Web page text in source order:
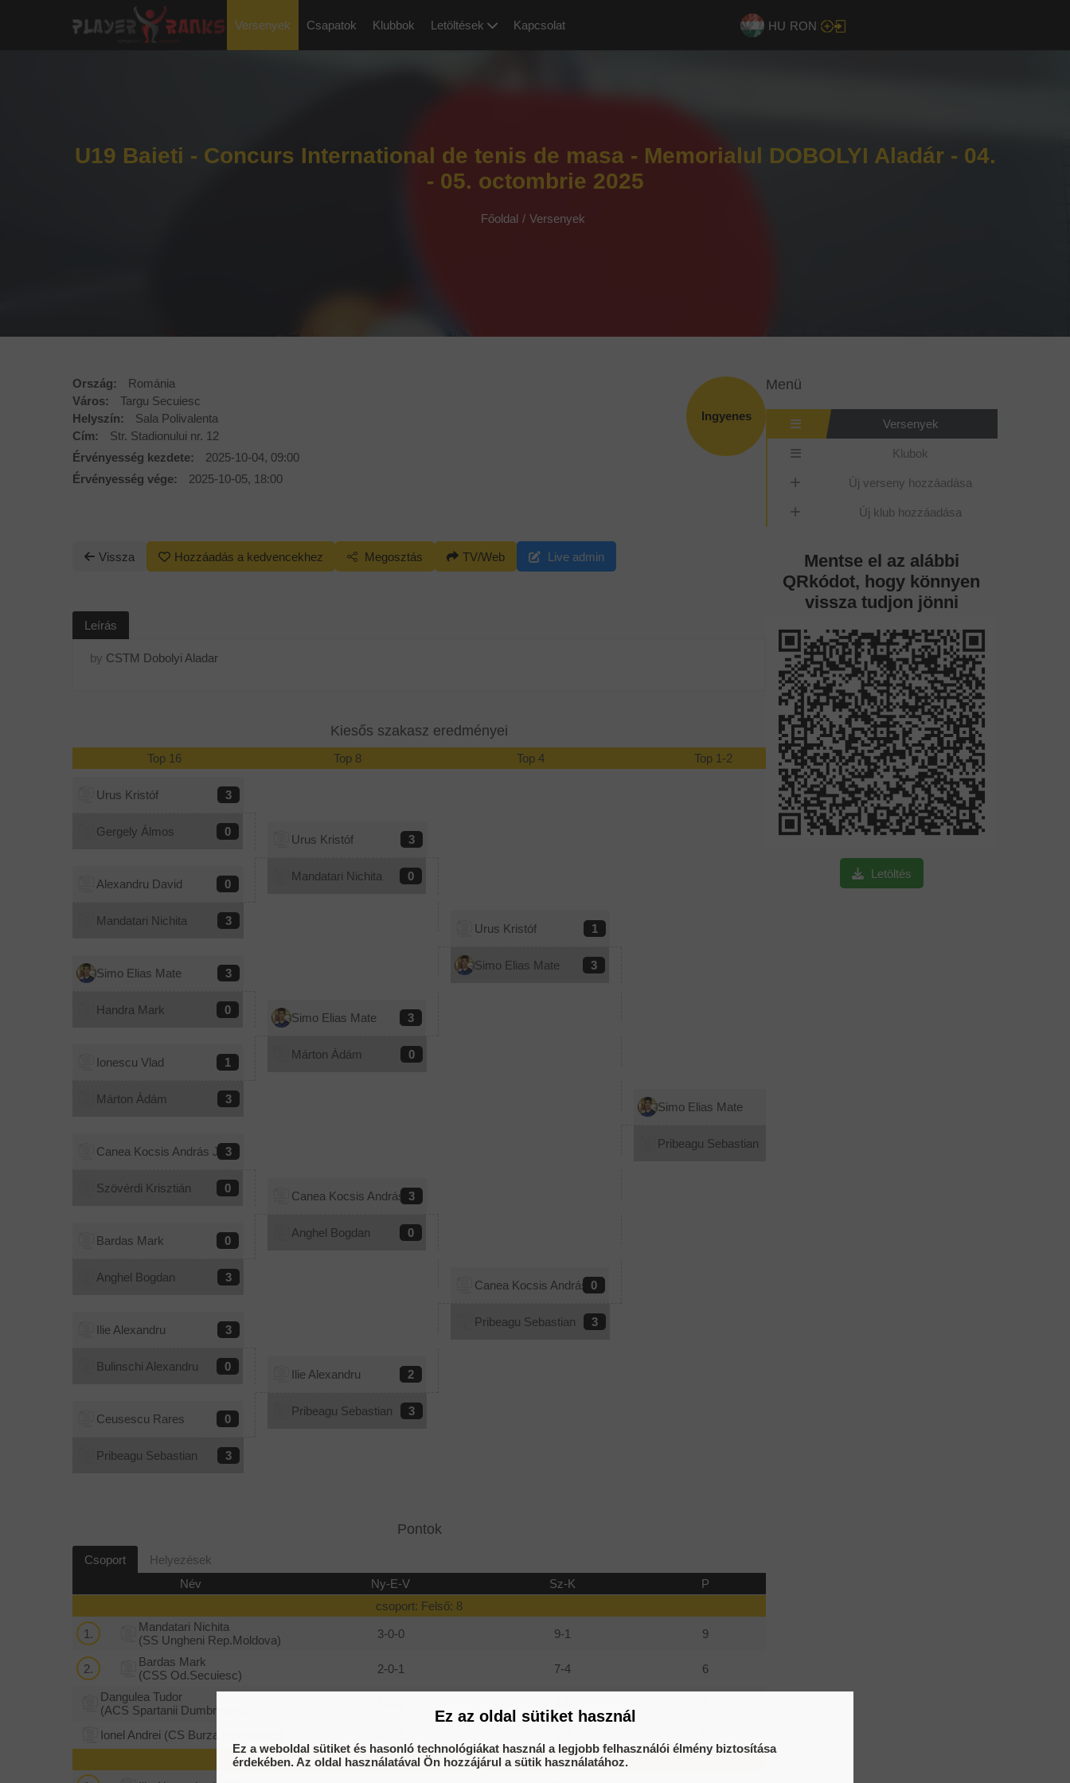
Versenyek Csapatok Klubbok Letöltések Kapcsolat HU RON
U19 Baieti - Concurs International de tenis de masa - Memorialul DOBOLYI Aladár - 04.
- 05. octombrie 2025
Főoldal / Versenyek
Ingyenes
Ország:
Románia
Város:
Targu Secuiesc
Helyszín:
Sala Polivalenta
Cím:
Str. Stadionului nr. 12
Érvényesség kezdete:
2025-10-04, 09:00
Érvényesség vége:
2025-10-05, 18:00
Vissza Hozzáadás a kedvencekhez Megosztás TV/Web Live admin
Leírás
by CSTM Dobolyi Aladar
Kiesős szakasz eredményei
Top 16 Top 8 Top 4 Top 1-2 Nyertes
Urus Kristóf 3
Gergely Álmos 0
Urus Kristóf 3
Alexandru David 0
Mandatari Nichita 0
Mandatari Nichita 3
Urus Kristóf 1
Simo Elias Mate 3
Simo Elias Mate 3
Handra Mark 0
Simo Elias Mate 3
Ionescu Vlad 1
Márton Ádám 0
Márton Ádám 3
Simo Elias Mate
Canea Kocsis András Jr.3
Pribeagu Sebastian
Szövérdi Krisztián 0
Canea Kocsis András Jr.
3
Bardas Mark 0
Anghel Bogdan 0
Anghel Bogdan 3
Canea Kocsis András Jr.
0
Ilie Alexandru 3
Pribeagu Sebastian 3
Bulinschi Alexandru 0
Ilie Alexandru 2
Ceusescu Rares 0
Pribeagu Sebastian 3
Pribeagu Sebastian 3
Pontok
Csoport
Helyezések
Név
Ny-E-V Sz-K
P
csoport: Felső: 8
1.
Mandatari Nichita
(SS Ungheni Rep.Moldova)
3-0-0 9-1 9
2.
Bardas Mark
(CSS Od.Secuiesc)
2-0-1 7-4 6
Dangulea Tudor
(ACS Spartanii Dumbraveni)
Ionel Andrei (CS Burza Hunedoara)
csoport: Felső: 7
Menü
Versenyek
Klubok
Új verseny hozzáadása
Új klub hozzáadása
Mentse el az alábbi
QRkódot, hogy könnyen
vissza tudjon jönni
Letöltés
Ez az oldal sütiket használ
Ez a weboldal sütiket és hasonló technológiákat használ a legjobb felhasználói élmény biztosítása
érdekében. Az oldal használatával Ön hozzájárul a sütik használatához.